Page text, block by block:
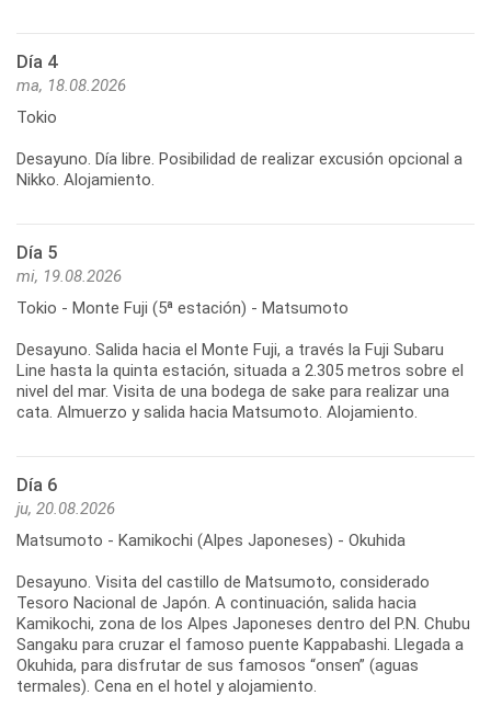
Día 4
ma, 18.08.2026
Tokio
Desayuno. Día libre. Posibilidad de realizar excusión opcional a
Nikko. Alojamiento.
Día 5
mi, 19.08.2026
Tokio - Monte Fuji (5ª estación) - Matsumoto
Desayuno. Salida hacia el Monte Fuji, a través la Fuji Subaru
Line hasta la quinta estación, situada a 2.305 metros sobre el
nivel del mar. Visita de una bodega de sake para realizar una
cata. Almuerzo y salida hacia Matsumoto. Alojamiento.
Día 6
ju, 20.08.2026
Matsumoto - Kamikochi (Alpes Japoneses) - Okuhida
Desayuno. Visita del castillo de Matsumoto, considerado
Tesoro Nacional de Japón. A continuación, salida hacia
Kamikochi, zona de los Alpes Japoneses dentro del P.N. Chubu
Sangaku para cruzar el famoso puente Kappabashi. Llegada a
Okuhida, para disfrutar de sus famosos “onsen” (aguas
termales). Cena en el hotel y alojamiento.